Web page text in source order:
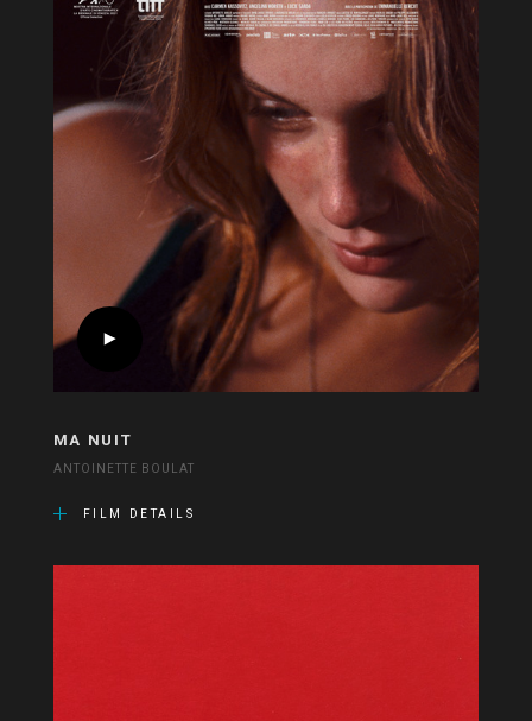
MA NUIT
ANTOINETTE BOULAT
FILM DETAILS